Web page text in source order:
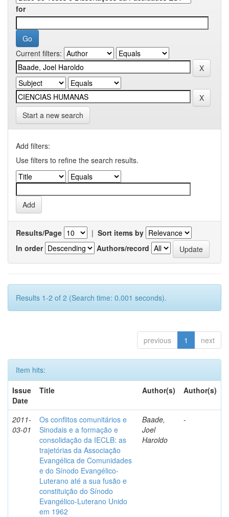
for
Current filters:
Start a new search
Add filters:
Use filters to refine the search results.
Results/Page | Sort items by
In order
Authors/record
Results 1-2 of 2 (Search time: 0.001 seconds).
previous 1 next
Item hits:
Issue
Date
Title Author(s) Author(s)
2011-
03-01
Os conflitos comunitários e
Sinodais e a formação e
consolidação da IECLB: as
trajetórias da Associação
Evangélica de Comunidades
e do Sínodo Evangélico-
Luterano até a sua fusão e
constituição do Sínodo
Evangélico-Luterano Unido
em 1962
Baade,
Joel
Haroldo
-